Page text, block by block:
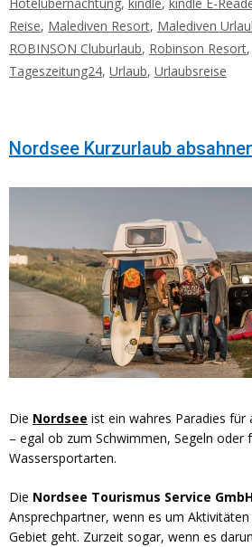
Reise, Malediven Resort, Malediven
ROBINSON Cluburlaub, Robinson Resort,
Tageszeitung24, Urlaub, Urlaubsreise
Nordsee Kurzurlaub
Die Nordsee ist ein wahres Paradies für
– egal ob zum Schwimmen, Segeln oder
Wassersportarten.
Die Nordsee Tourismus Service
Ansprechpartner, wenn es um Aktivitäten
Gebiet geht. Zurzeit sogar, wenn es